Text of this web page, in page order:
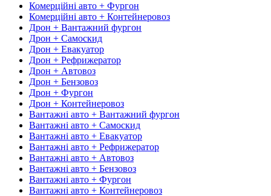
Комерційні авто + Фургон
Комерційні авто + Контейнеровоз
Дрон + Вантажний фургон
Дрон + Самоскид
Дрон + Евакуатор
Дрон + Рефрижератор
Дрон + Автовоз
Дрон + Бензовоз
Дрон + Фургон
Дрон + Контейнеровоз
Вантажні авто + Вантажний фургон
Вантажні авто + Самоскид
Вантажні авто + Евакуатор
Вантажні авто + Рефрижератор
Вантажні авто + Автовоз
Вантажні авто + Бензовоз
Вантажні авто + Фургон
Вантажні авто + Контейнеровоз